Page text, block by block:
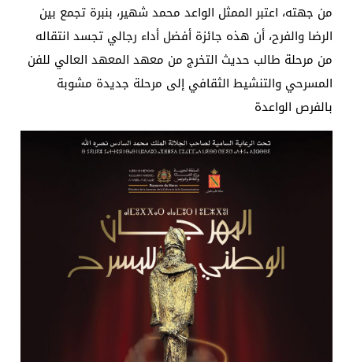
من جهته، اعتبر الممثل الواعد محمد شهير، بنبرة تجمع بين
الرضا والفرح، أن هذه جائزة أفضل أداء رجالي تجسد انتقاله
من مرحلة طالب حديث التخرج من معهد المعهد العالي للفن
المسرحي والتنشيط الثقافي إلى مرحلة جديدة مشوبة
بالفرص الواعدة